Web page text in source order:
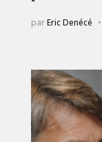
parEric Denécé